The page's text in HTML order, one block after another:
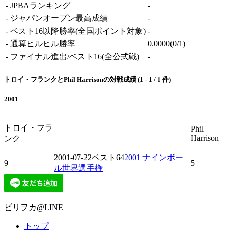
- JPBAランキング
-
- ジャパンオープン最高成績
-
- ベスト16以降勝率(全国ポイント対象) -
- 通算ヒルヒル勝率 0.0000(0/1)
- ファイナル進出/ベスト16(全公式戦) -
トロイ・フランクとPhil Harrisonの対戦成績 (1 - 1 / 1 件)
2001
トロイ・フラ
ンク
Phil
Harrison
9
2001-07-22ベスト642001 ナインボー
ル世界選手権
5
ビリヲカ@LINE
トップ